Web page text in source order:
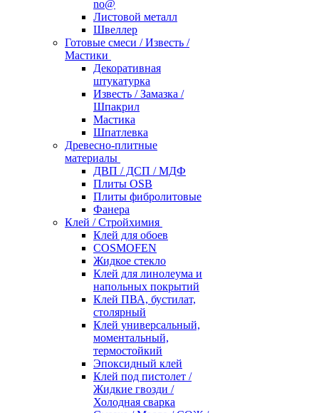
no@
Листовой металл
Швеллер
Готовые смеси / Известь /
Мастики
Декоративная
штукатурка
Известь / Замазка /
Шпакрил
Мастика
Шпатлевка
Древесно-плитные
материалы
ДВП / ДСП / МДФ
Плиты OSB
Плиты фибролитовые
Фанера
Клей / Стройхимия
Клей для обоев
COSMOFEN
Жидкое стекло
Клей для линолеума и
напольных покрытий
Клей ПВА, бустилат,
столярный
Клей универсальный,
моментальный,
термостойкий
Эпоксидный клей
Клей под пистолет /
Жидкие гвозди /
Холодная сварка